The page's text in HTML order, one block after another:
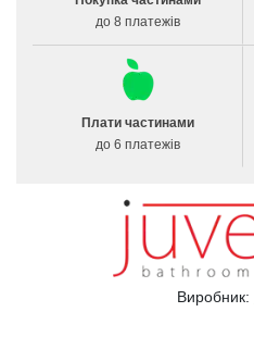
до 8 платежів
Плати частинами
до 6 платежів
Виробник: